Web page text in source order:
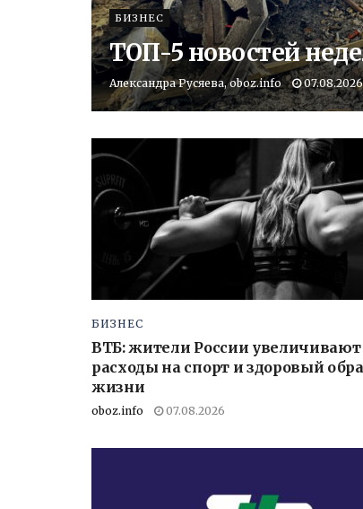
БИЗНЕС
ТОП-5 новостей
Александра Русяева, oboz.info 07.08.2026
БИЗНЕС
ВТБ: жители России увеличивают
расходы на спорт и здоровый
жизни
oboz.info 07.08.2026